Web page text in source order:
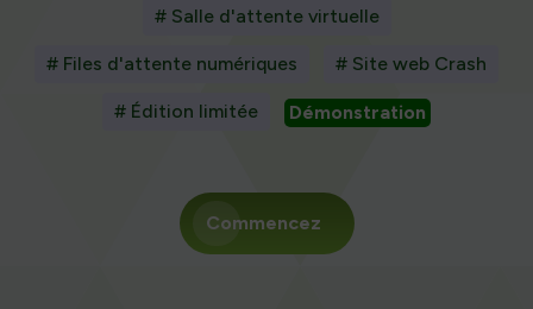
# Salle d'attente virtuelle
# Files d'attente numériques # Site web Crash
# Édition limitée Démonstration
Commencez